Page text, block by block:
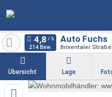
Auto Fuchs
Brixentaler Straße
214 Bew.
Übersicht Lage